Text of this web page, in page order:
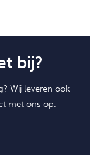
bij?
Wij leveren ook
met ons op.